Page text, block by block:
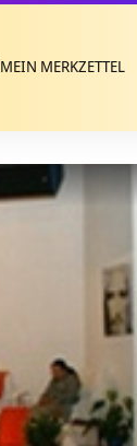
MEIN MERKZETTEL